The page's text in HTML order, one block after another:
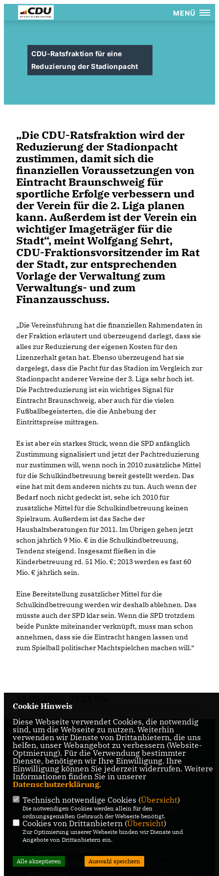
MENÜ
CDU-Ratsfraktion für eine
Reduzierung der Stadionpacht
Die CDU-Ratsfraktion wird der
Reduzierung der Stadionpacht
zustimmen, damit sich die
finanziellen Voraussetzungen von
Eintracht Braunschweig für
sportliche Erfolge verbessern und
der Verein für die 2. Liga planen
kann. Außerdem ist der Verein ein
wichtiger Imageträger für die
Stadt“, meint Wolfgang Sehrt,
CDU-Fraktionsvorsitzender im Rat
der Stadt, zur entsprechenden
Vorlage der Verwaltung zum
Verwaltungs- und zum
Finanzausschuss.
Die Vereinsführung hat die finanziellen Rahmendaten in
der Fraktion erläutert und überzeugend darlegt, dass sie
alles zur Reduzierung der eigenen Kosten für den
Lizenzerhalt getan hat. Ebenso überzeugend hat sie
dargelegt, dass die Pacht für das Stadion im Vergleich zur
Stadionpacht anderer Vereine der 3. Liga sehr hoch ist.
Die Pachtreduzierung ist ein wichtiges Signal für
Eintracht Braunschweig, aber auch für die vielen
Fußballbegeisterten, die die Anhebung der
Eintrittspreise mittragen.
Es ist aber ein starkes Stück, wenn die SPD anfänglich
Zustimmung signalisiert und jetzt der Pachtreduzierung
nur zustimmen will, wenn noch in 2010 zusätzliche Mittel
für die Schulkindbetreuung bereit gestellt werden. Das
eine hat mit dem anderen nichts zu tun. Auch wenn der
Bedarf noch nicht gedeckt ist, sehe ich 2010 für
zusätzliche Mittel für die Schulkindbetreuung keinen
Spielraum. Außerdem ist das Sache der
Haushaltsberatungen für 2011. Im Übrigen gehen jetzt
schon jährlich 9 Mio. € in die Schulkindbetreuung,
Tendenz steigend. Insgesamt fließen in die
Kinderbetreuung rd. 51 Mio. €; 2013 werden es fast 60
Mio. € jährlich sein.
Eine Bereitstellung zusätzlicher Mittel für die
Schulkindbetreuung werden wir deshalb ablehnen. Das
müsste auch der SPD klar sein. Wenn die SPD trotzdem
beide Punkte miteinander verknüpft, muss man schon
annehmen, dass sie die Eintracht hängen lassen und
zum Spielball politischer Machtspielchen machen will.“
Internetseite der CDU-Fraktion im Rat der Stadt
Braunschweig, mit aktuellen Informationen rund
um die Kommunalpolitik in der zweitgrößten Stadt
Niedersachsens.
IMPRESSUM DATENSCHUTZ KONTAKT
CDU Niedersachsen
@2026 CDU-Ratsfraktion
Realisation: Sharkness Media
Cookie Hinweis
Diese Webseite verwendet Cookies, die notwendig
sind, um die Webseite zu nutzen. Weiterhin
verwenden wir Dienste von Drittanbietern, die uns
helfen, unser Webangebot zu verbessern (Website-
Optmierung). Für die Verwendung bestimmter
Dienste, benötigen wir Ihre Einwilligung. Ihre
Einwilligung können Sie jederzeit widerrufen. Weitere
Informationen finden Sie in unserer
Datenschutzerklärung.
Technisch notwendige Cookies (Übersicht)
Die notwendigen Cookies werden allein für den
ordnungsgemäßen Gebrauch der Webseite benötigt.
Cookies von Drittanbietern (Übersicht)
Zur Optimierung unserer Webseite binden wir Dienste und
Angebote von Drittanbietern ein.
Alle akzeptieren Auswahl speichern